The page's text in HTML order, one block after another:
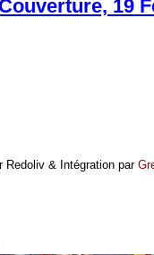
19
Redoliv & Intégration par